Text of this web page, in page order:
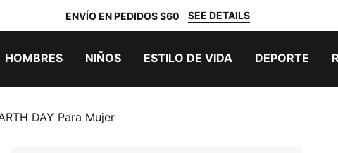
ENVÍO EN PEDIDOS $60 SEE DETAILS
HOMBRES NIÑOS ESTILO DE VIDA DEPORTE
DAY Para Mujer